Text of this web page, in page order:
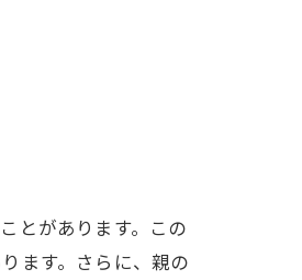
とがあります。この
ます。さらに、親の